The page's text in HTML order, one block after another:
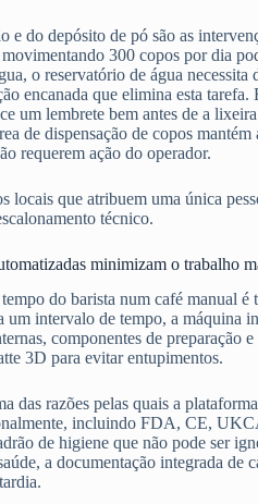
e do depósito de pó são as
300 copos por dia
o reservatório de água
encanada que elimina esta
um lembrete bem antes de a
de dispensação de copos
requerem ação do operador.
locais que atribuem uma única
técnico.
minimizam o trabalho
do barista num café manual
um intervalo de tempo, a máquina
componentes de preparação
3D para evitar entupimentos.
das razões pelas quais a
incluindo FDA, CE,
de higiene que não pode ser
a documentação integrada de